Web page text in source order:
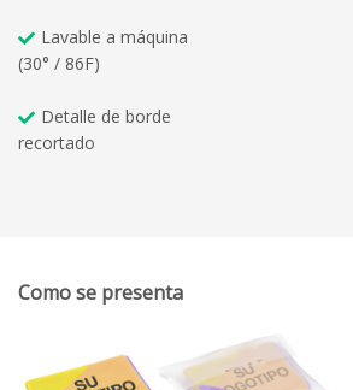
Lavable a máquina
(30° / 86F)
Detalle de borde
recortado
Como se presenta